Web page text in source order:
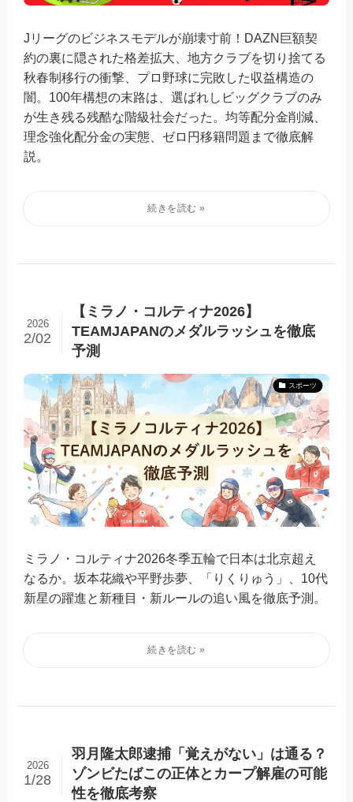
Jリーグのビジネスモデルが崩壊寸前！DAZN巨額契
約の裏に隠された格差拡大、地方クラブを切り捨てる
秋春制移行の衝撃、プロ野球に完敗した収益構造の
闇。100年構想の末路は、選ばれしビッグクラブのみ
が生き残る残酷な階級社会だった。均等配分金削減、
理念強化配分金の実態、ゼロ円移籍問題まで徹底解
説。
【ミラノ・コルティナ2026】
TEAMJAPANのメダルラッシュを徹底
予測
2026
2/02
スポーツ
ミラノ・コルティナ2026冬季五輪で日本は北京超え
なるか。坂本花織や平野歩夢、「りくりゅう」、10代
新星の躍進と新種目・新ルールの追い風を徹底予測。
羽月隆太郎逮捕「覚えがない」は通る？
ゾンビたばこの正体とカープ解雇の可能
性を徹底考察
2026
1/28